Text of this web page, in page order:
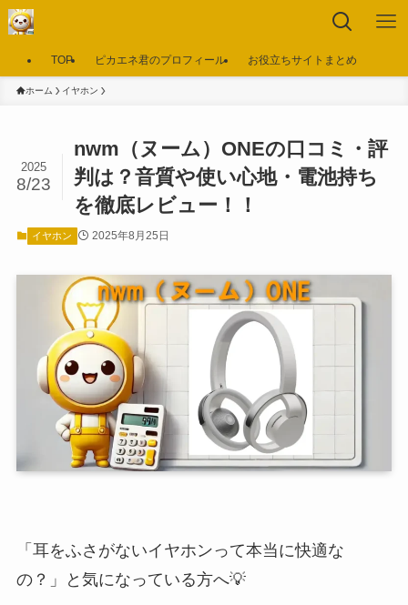
TOP ピカエネ君のプロフィール お役立ちサイトまとめ
ホーム イヤホン
nwm（ヌーム）ONEの口コミ・評
判は？音質や使い心地・電池持ち
を徹底レビュー！！
2025
8/23
イヤホン 2025年8月25日
「耳をふさがないイヤホンって本当に快適な
の？」と気になっている方へ💡